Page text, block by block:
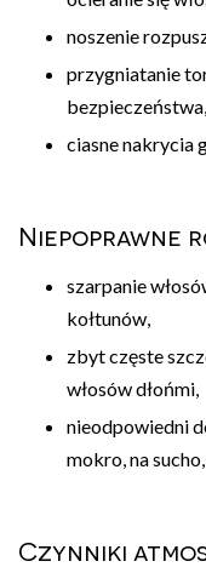
noszenie
przygniatanie
bezpieczeństwa,
ciasne nakrycia
Niepoprawne
szarpanie
kołtunów,
zbyt częste
włosów dłońmi,
nieodpowiedni
mokro, na
Czynniki